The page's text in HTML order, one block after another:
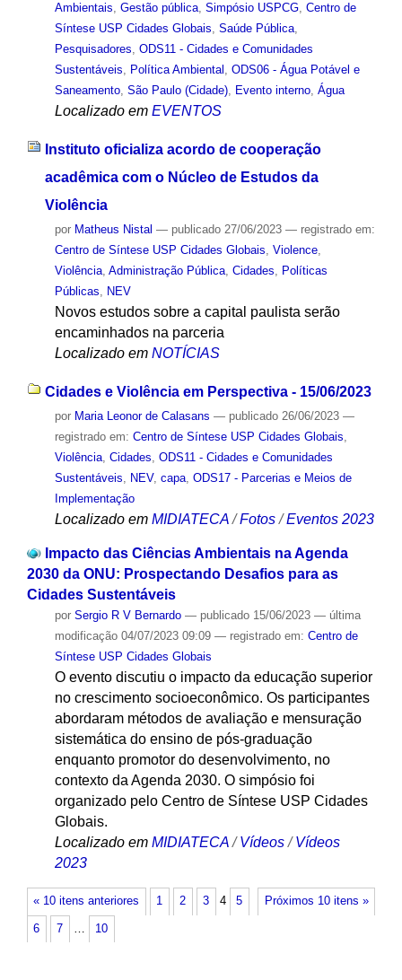
Ambientais, Gestão pública, Simpósio USPCG, Centro de
Síntese USP Cidades Globais, Saúde Pública,
Pesquisadores, ODS11 - Cidades e Comunidades
Sustentáveis, Política Ambiental , ODS06 - Água Potável e
Saneamento, São Paulo (Cidade), Evento interno, Água
Localizado em EVENTOS
Instituto oficializa acordo de cooperação
acadêmica com o Núcleo de Estudos da
Violência
por Matheus Nistal — publicado27/06/2023 — registrado em:
Centro de Síntese USP Cidades Globais Violence,
Violência, Administração Pública, Cidades
Políticas
Públicas
NEV
Novos estudos sobre a capital paulista serão
encaminhados na parceria
Localizado em NOTÍCIAS
Cidades e Violência em Perspectiva - 15/06/2023
por Maria Leonor de Calasans — publicado26/06/2023 —
registrado em: Centro de Síntese USP Cidades Globais
Violência, Cidades ODS11 - Cidades e Comunidades
Sustentáveis
NEV, capa, ODS17 - Parcerias e Meios de
Implementação
Localizado em MIDIATECA /Fotos /Eventos 2023
Impacto das Ciências Ambientais na Agenda
2030 da ONU: Prospectando Desafios para as
Cidades Sustentáveis
por Sergio R V Bernardo — publicado15/06/2023 — última
modificação04/07/2023 09:09 — registrado em: Centro de
Síntese USP Cidades Globais
O evento discutiu o impacto da educação superior
no crescimento socioeconômico. Os participantes
abordaram métodos de avaliação e mensuração
sistemática do ensino de pós-graduação
enquanto promotor do desenvolvimento, no
contexto da Agenda 2030. O simpósio foi
organizado pelo Centro de Síntese USP Cidades
Globais.
Localizado em MIDIATECA /Vídeos /Vídeos
2023
« 10 itens anteriores Próximos 10 itens »
1 2 3 4 5
6 7 … 10